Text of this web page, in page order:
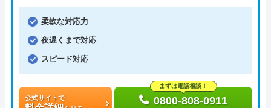
柔軟な対応力
夜遅くまで対応
スピード対応
公式サイトで
まずは電話相談！
0800-808-0911